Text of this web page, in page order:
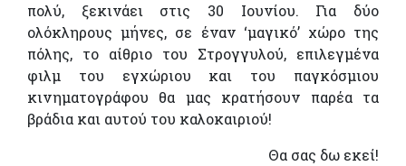
πολύ, ξεκινάει στις 30 Ιουνίου. Για δύο
ολόκληρους μήνες, σε έναν ‘μαγικό’ χώρο της
πόλης, το αίθριο του Στρογγυλού, επιλεγμένα
φιλμ του εγχώριου και του παγκόσμιου
κινηματογράφου θα μας κρατήσουν παρέα τα
βράδια και αυτού του καλοκαιριού!
Θα σας δω εκεί!